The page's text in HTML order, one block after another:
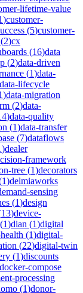
lifetime-value
)customer-
(5)customer-
2)cx
(16)data
(2)data-driven
(1)data-
data-lifecycle
)data-migration
(2)data-
)data-quality
(1)data-transfer
(7)dataflows
)dealer
framework
tree (1)decorators
1)delmiaworks
sensing
(1)design
13)device-
(1)dian (1)digital
(1)digital-
(22)digital-twin
(1)discounts
docker-compose
processing
(1)donor-